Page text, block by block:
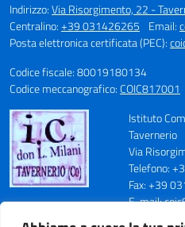
Indirizzo:Via Risorgimento, 22 -
Centralino:+39 031426265 Email:
Posta elettronica certificata (PEC):
Codice fiscale: 80019180134
Codice meccanografico:COIC817001
Istituto
Tavernerio
Via
Telefono:
Fax: +39
E-mail: